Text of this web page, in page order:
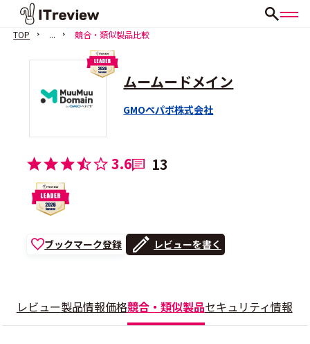
TOP ... 競合・類似製品比較
ムームードメイン
GMOペパボ株式会社
3.6 13
ブックマーク登録 レビューを書く
レビュー製品情報価格競合・類似製品セキュリティ情報